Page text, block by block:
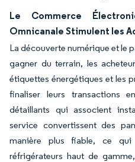
Le Commerce
Omnicanale Stimulent les
La découverte numérique et le
gagner du terrain, les
étiquettes énergétiques et les
finaliser leurs transactions
détaillants qui associent
service convertissent des
manière plus fiable, ce
réfrigérateurs haut de